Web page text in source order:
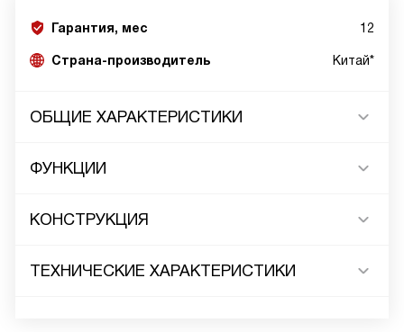
Гарантия, мес 12
Страна-производитель Китай*
ОБЩИЕ ХАРАКТЕРИСТИКИ
ФУНКЦИИ
КОНСТРУКЦИЯ
ТЕХНИЧЕСКИЕ ХАРАКТЕРИСТИКИ